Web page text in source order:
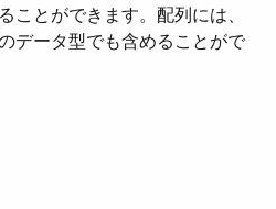
ことができます。配列には、
データ型でも含めることがで